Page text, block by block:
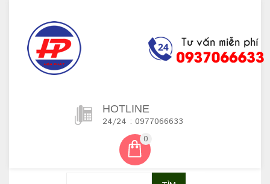
HOTLINE
24/24 : 0977066633
0